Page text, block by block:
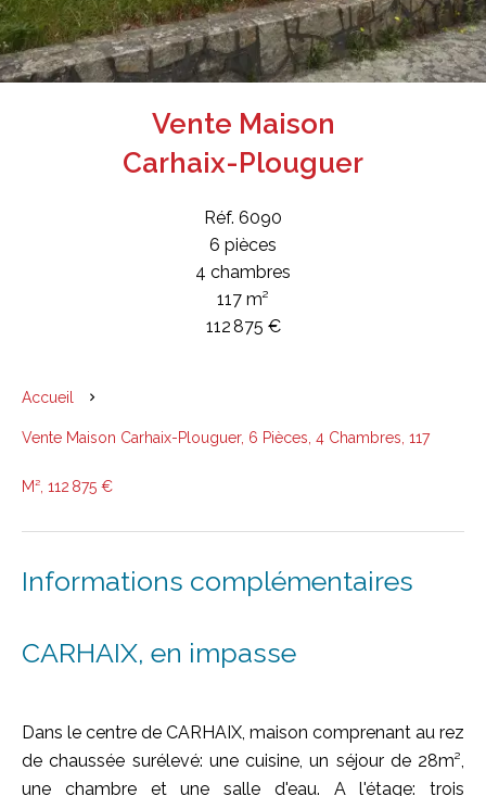
Vente Maison
Carhaix-Plouguer
Réf. 6090
6 pièces
4 chambres
117 m²
112 875 €
Accueil
Vente Maison Carhaix-Plouguer, 6 Pièces, 4 Chambres, 117
M², 112 875 €
Informations complémentaires
CARHAIX, en impasse
Dans le centre de CARHAIX, maison comprenant au rez
de chaussée surélevé: une cuisine, un séjour de 28m²,
une chambre et une salle d'eau. A l'étage: trois